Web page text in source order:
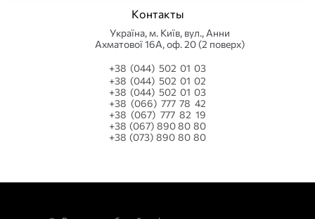
Контакты
Українa, м. Київ, вул., Анни
Ахматової 16А, оф. 20 (2 поверх)
+38 (044) 502 01 03
+38 (044) 502 01 02
+38 (044) 502 01 03
+38 (066) 777 78 42
+38 (067) 777 82 19
+38 (067) 890 80 80
+38 (073) 890 80 80